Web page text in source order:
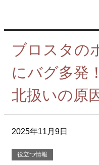
ブロスタの
にバグ多発
北扱いの原
2025年11月9日
役立つ情報